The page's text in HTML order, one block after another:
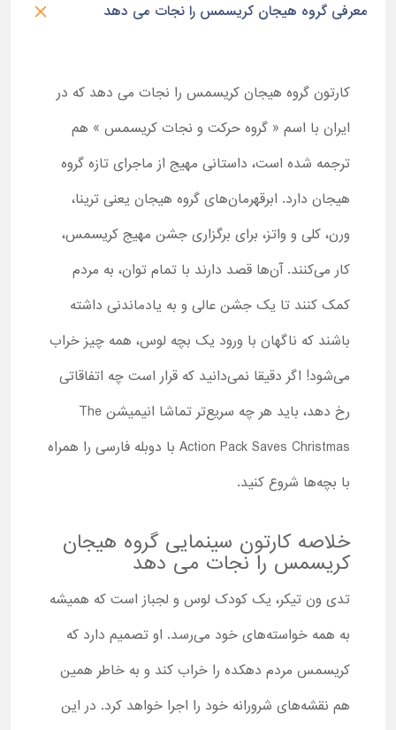
معرفی گروه هیجان کریسمس را نجات می دهد
کارتون گروه هیجان کریسمس را نجات می دهد که در
ایران با اسم « گروه حرکت و نجات کریسمس » هم
ترجمه شده است، داستانی مهیج از ماجرای تازه گروه
هیجان دارد. ابرقهرمان‌های گروه هیجان یعنی ترینا،
ورن، کلی و واتز، برای برگزاری جشن مهیج کریسمس،
کار می‌کنند. آن‌ها قصد دارند با تمام توان، به مردم
کمک کنند تا یک جشن عالی و به یادماندنی داشته
باشند که ناگهان با ورود یک بچه لوس، همه چیز خراب
می‌شود! اگر دقیقا نمی‌دانید که قرار است چه اتفاقاتی
رخ دهد، باید هر چه سریع‌تر تماشا انیمیشن The
Action Pack Saves Christmas با دوبله فارسی را همراه
با بچه‌ها شروع کنید.
خلاصه کارتون سینمایی گروه هیجان
کریسمس را نجات می دهد
تدی ون تیکر، یک کودک لوس و لجباز است که همیشه
به همه خواسته‌های خود می‌رسد. او تصمیم دارد که
کریسمس مردم دهکده را خراب کند و به خاطر همین
هم نقشه‌های شرورانه خود را اجرا خواهد کرد. در این